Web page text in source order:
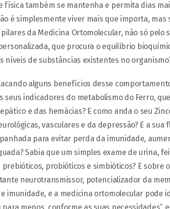
física também se mantenha e permita dias
é simplesmente viver mais que importa, mas
pilares da Medicina Ortomolecular, não só
que procura o equilíbrio
níveis de substâncias existentes no
alguns benefícios desse
seus indicadores do metabolismo do Ferro,
e das hemácias? E como anda o seu
vasculares e da depressão? E a
para evitar perda da imunidade,
Sabia que um simples exame de urina,
probióticos e simbióticos? E sobre
neurotransmissor, potencializador da
imunidade, e a medicina ortomolecular pode